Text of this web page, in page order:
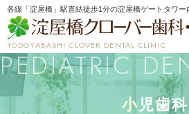
各線「淀屋橋」駅直結徒歩1分の淀屋橋ゲートタワー
YODOYABASHI CLOVER DENTAL CLINIC
PEDIATRIC
小 児歯科